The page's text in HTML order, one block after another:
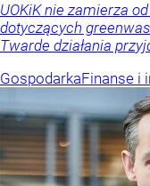
UOKiK nie zamierza
dotyczących
Twarde działania
GospodarkaFinanse i